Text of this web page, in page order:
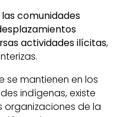
las comunidades
actividades ilícitas,
se mantienen en los
indígenas, existe
organizaciones de la